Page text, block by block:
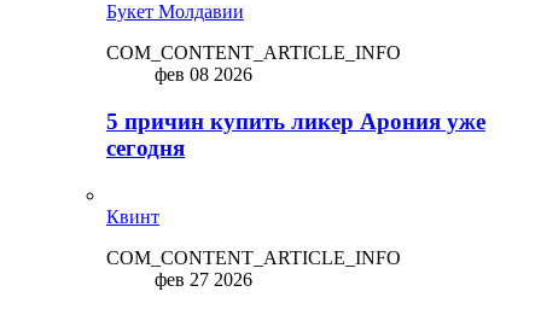
Букет Молдавии
COM_CONTENT_ARTICLE_INFO
фев 08 2026
5 причин купить ликep Арония уже
сегодня
Квинт
COM_CONTENT_ARTICLE_INFO
фев 27 2026